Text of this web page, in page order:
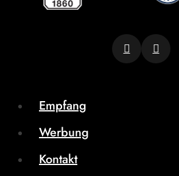
Empfang
Werbung
Kontakt